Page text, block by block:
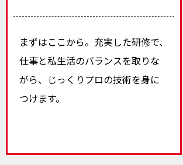
まずはここから。充実した研修で、
仕事と私生活のバランスを取りな
がら、じっくりプロの技術を身に
つけます。